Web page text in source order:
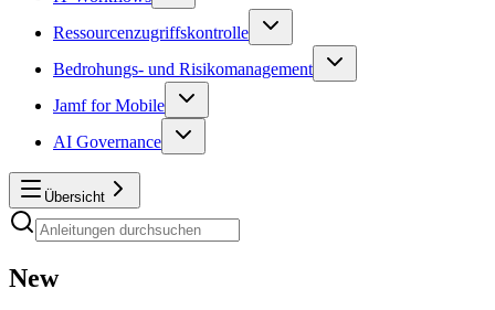
Ressourcenzugriffskontrolle
Bedrohungs- und Risikomanagement
Jamf for Mobile
AI Governance
Übersicht
New